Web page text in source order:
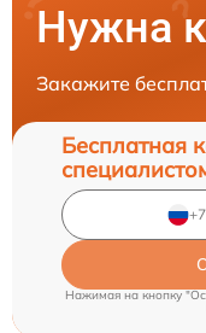
Нужна
Закажите
Бесплатная
Нажимая на кнопку